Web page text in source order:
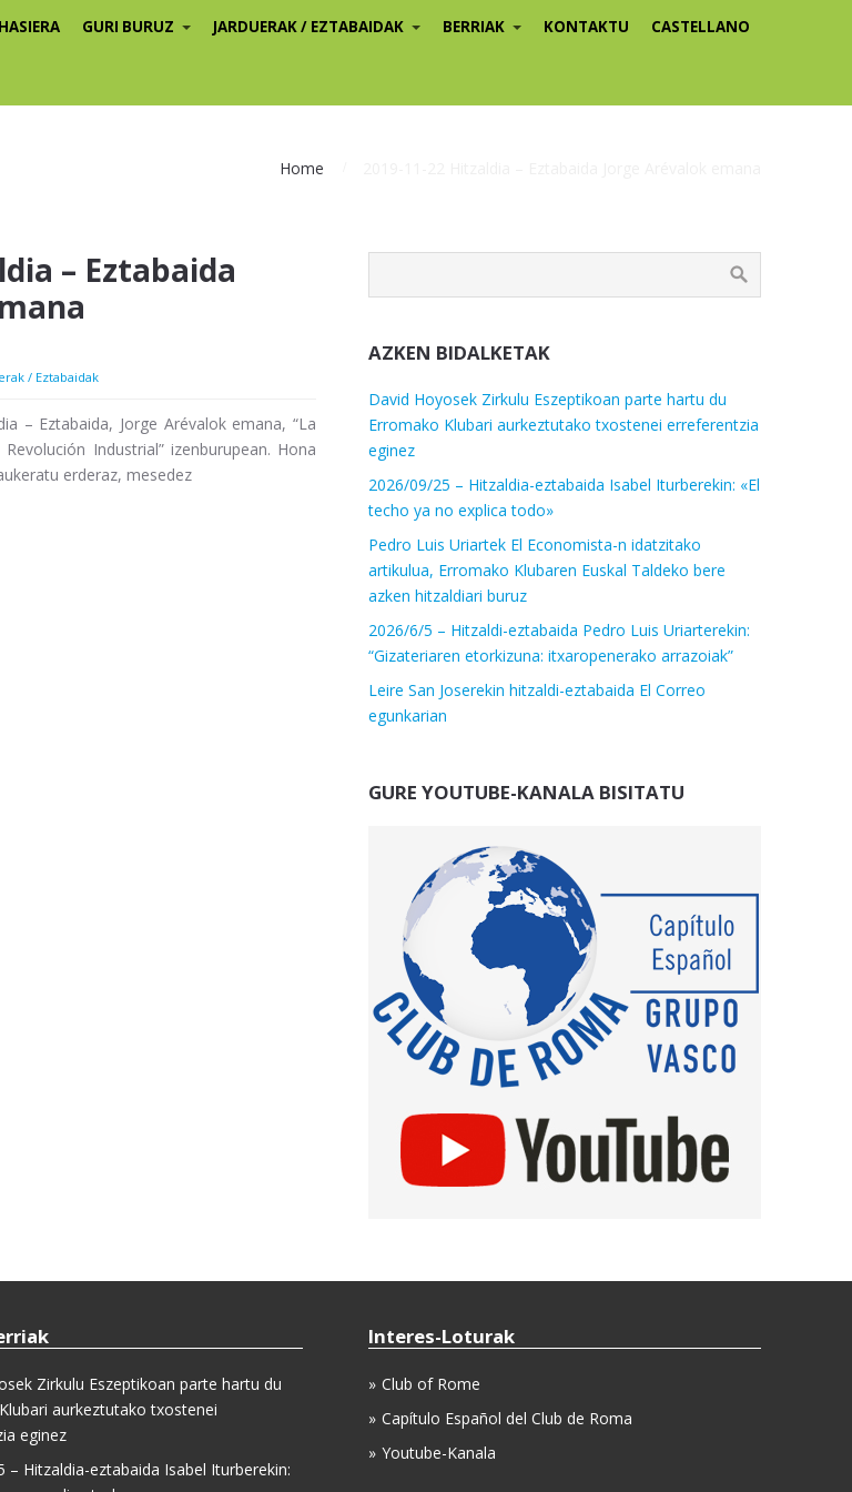
HASIERA GURI BURUZ JARDUERAK / EZTABAIDAK BERRIAK KONTAKTU CASTELLANO
Home
– Eztabaida
/ Eztabaidak
– Eztabaida, Jorge Arévalok emana, “La
Industrial” izenburupean. Hona
erderaz, mesedez
AZKEN BIDALKETAK
David Hoyosek Zirkulu Eszeptikoan parte hartu du
Erromako Klubari aurkeztutako txostenei erreferentzia
eginez
2026/09/25 – Hitzaldia-eztabaida Isabel Iturberekin: «El
techo ya no explica todo»
Pedro Luis Uriartek El Economista-n idatzitako
artikulua, Erromako Klubaren Euskal Taldeko bere
azken hitzaldiari buruz
2026/6/5 – Hitzaldi-eztabaida Pedro Luis Uriarterekin:
“Gizateriaren etorkizuna: itxaropenerako arrazoiak”
Leire San Joserekin hitzaldi-eztabaida El Correo
egunkarian
GURE YOUTUBE-KANALA BISITATU
Zirkulu Eszeptikoan parte hartu du
aurkeztutako txostenei
eginez
– Hitzaldia-eztabaida Isabel Iturberekin:
Interes-Loturak
Club of Rome
Capítulo Español del Club de Roma
Youtube-Kanala